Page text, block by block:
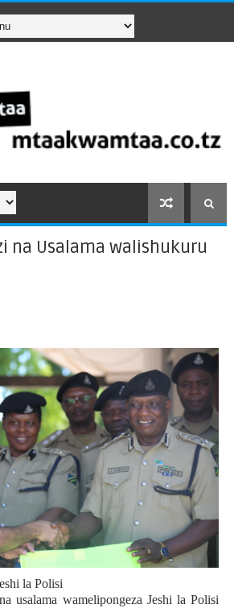
na Usalama walishukuru
la Polisi
usalama wamelipongeza Jeshi la Polisi